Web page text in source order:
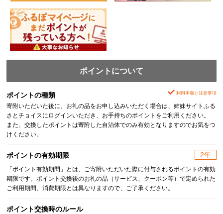
ポイントについて
ポイントの種類 利用手順と注意事項
寄附いただいた後に、お礼の品をお申し込みいただく場合は、姉妹サイトふる
さとチョイスにログインいただき、お手持ちのポイントをご利用ください。
また、交換したポイントは寄附した自治体でのみ有効となりますのでお気をつ
けください。
ポイントの有効期限 2年
「ポイント有効期間」とは、ご寄附いただいた際に付与されるポイントの有効
期限です。ポイント交換後のお礼の品（サービス、クーポン等）で定められた
ご利用期間、消費期限とは異なりますので、ご了承ください。
ポイント交換時のルール